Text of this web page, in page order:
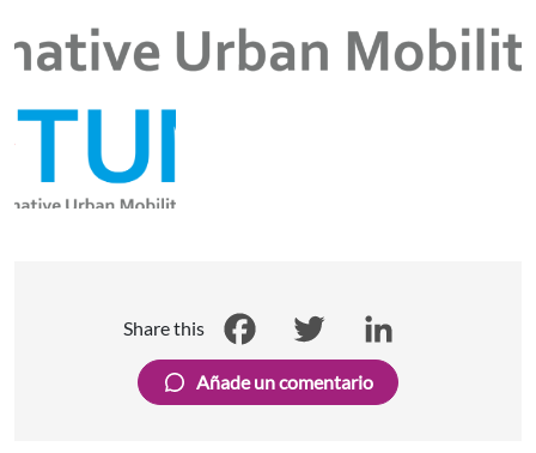
Share this
Facebook Twitter LinkedIn
Añade un comentario